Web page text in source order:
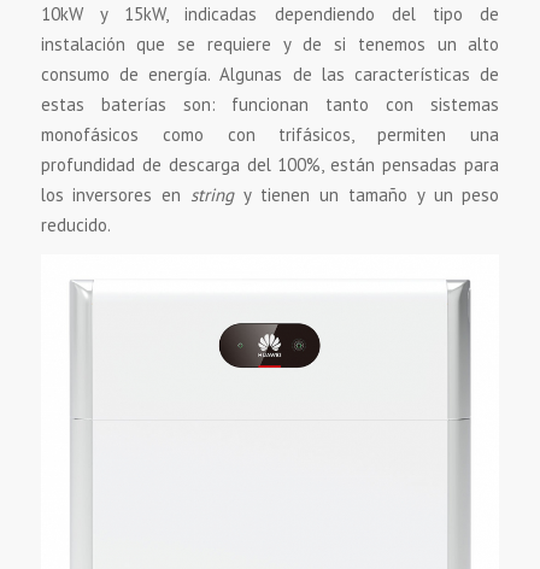
10kW y 15kW, indicadas dependiendo del tipo de
instalación que se requiere y de si tenemos un alto
consumo de energía. Algunas de las características de
estas baterías son: funcionan tanto con sistemas
monofásicos como con trifásicos, permiten una
profundidad de descarga del 100%, están pensadas para
los inversores en stringy tienen un tamaño y un peso
reducido.